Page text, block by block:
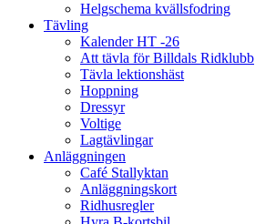
Helgschema kvällsfodring
Tävling
Kalender HT -26
Att tävla för Billdals Ridklubb
Tävla lektionshäst
Hoppning
Dressyr
Voltige
Lagtävlingar
Anläggningen
Café Stallyktan
Anläggningskort
Ridhusregler